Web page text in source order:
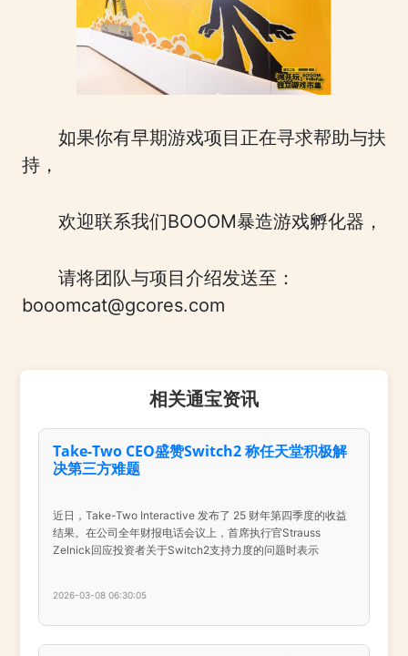
如果你有早期游戏项目正在寻求帮助与扶
持，
欢迎联系我们BOOOM暴造游戏孵化器，
请将团队与项目介绍发送至：
booomcat@gcores.com
相关通宝资讯
Take-Two CEO盛赞Switch2 称任天堂积极解
决第三方难题
近日，Take-Two Interactive 发布了 25 财年第四季度的收益
结果。在公司全年财报电话会议上，首席执行官Strauss
Zelnick回应投资者关于Switch2支持力度的问题时表示
2026-03-08 06:30:05